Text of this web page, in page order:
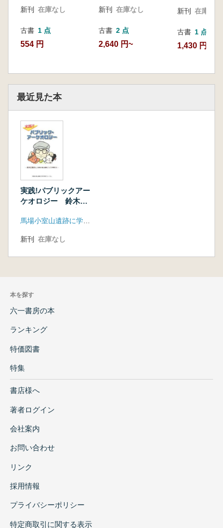
度-(第66回総会,2000)
「王子台」の頃,そして「王子ノ台」から-相模
弥生式中期中葉における「土器DNA関係基
盤」の構築-(第67回総会,2001)
生式」と「土器DNA関係基盤」-(第68回総
「亀ヶ岡式」から「遠賀川式」へ-「文様帯ク
ロス」関係から観た弥生式形成期の複合構造と
相互の密結合-(第69回総会,2003)
弥生式前期「荒海3式」の型式学的射程-「変形
工字文系土器群」の変容に観る新たな文様帯の
生成-(第70回総会,2004)
帯文系土器群」の編年的位置-(第71回総
馬場小室山遺蹟における「環堤土塚」の研究-
て-」(第72回総会,2006)
「亀ヶ岡式」から「唐古式」へ-「彩色漆文様
馬場小室山遺跡研究がめざしたパブリックアー
大森貝塚の「加曽利B式」研究と馬場小室山遺
蹟-「半精製土器様式」から観た「馬場小室山
縄紋式前期における「彩色漆文様帯」の研究-
馬場小室山遺跡の製塩土器研究と「みぬまっ
ーに学ぶ先史考古学のモデル構築-(第75回総
会,2009)
古鬼怒湾貝塚の「印象風土」-流海による外海
資源の内海移動-(第76回総会,2010)
究(第三章)-未知なる「見沼文化」への憧憬と知
の革新-(第77回総会,2011)
化」-【見沼シャモット弥生】研究の意義-(第78
回総会,2012)
新刊 在庫なし
古書 1 点
554 円
新刊 在庫なし
古書 2 点
2,640 円~
新刊 在庫なし
古書 1 点
1,430 円
最近見た本
実践!パブリックアー
ケオロジー 鈴木正
遺跡につどう仲間た
新刊 在庫なし
本を探す
六一書房の本
ランキング
特価図書
特集
書店様へ
著者ログイン
会社案内
お問い合わせ
リンク
採用情報
プライバシーポリシー
特定商取引に関する表示